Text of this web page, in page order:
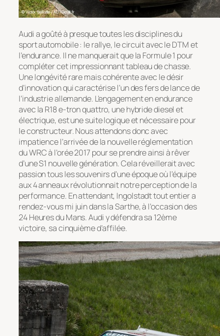
Audi a goûté à presque toutes les disciplines du
sport automobile : le rallye, le circuit avec le DTM et
l’endurance. Il ne manquerait que la Formule 1 pour
compléter cet impressionnant tableau de chasse.
Une longévité rare mais cohérente avec le désir
d’innovation qui caractérise l’un des fers de lance de
l’industrie allemande. L’engagement en endurance
avec la R18 e-tron quattro, une hybride diesel et
électrique, est une suite logique et nécessaire pour
le constructeur. Nous attendons donc avec
impatience l’arrivée de la nouvelle réglementation
du WRC à l’orée 2017 pour se prendre ainsi à rêver
d’une S1 nouvelle génération. Cela réveillerait avec
passion tous les souvenirs d’une époque où l’équipe
aux 4 anneaux révolutionnait notre perception de la
performance. En attendant, Ingolstadt tout entier a
rendez-vous mi juin dans la Sarthe, à l’occasion des
24 Heures du Mans. Audi y défendra sa 12ème
victoire, sa cinquième d’affilée.